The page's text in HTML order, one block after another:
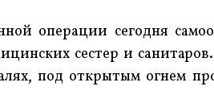
операции сегодня
сестер и
под открытым огнем